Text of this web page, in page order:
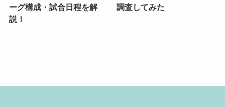
ーグ構成・試合日程を解
説！
調査してみた